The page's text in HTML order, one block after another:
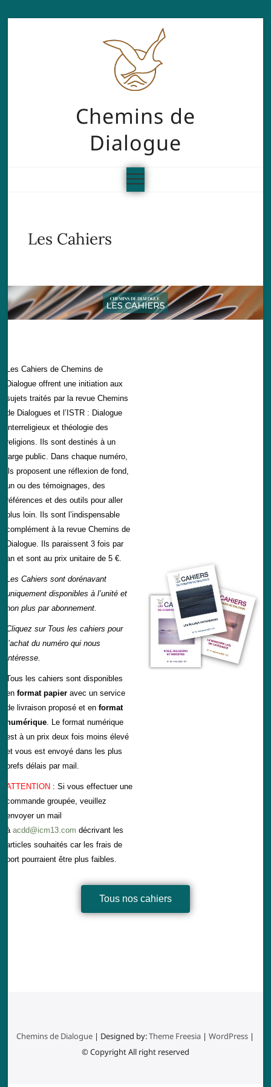
Chemins de
Dialogue
Les Cahiers
Les Cahiers de Chemins de
Dialogue offrent une initiation aux
sujets traités par la revue Chemins
de Dialogues et l’ISTR : Dialogue
interreligieux et théologie des
religions. Ils sont destinés à un
large public. Dans chaque numéro,
ils proposent une réflexion de fond,
un ou des témoignages, des
références et des outils pour aller
plus loin. Ils sont l’indispensable
complément à la revue Chemins de
Dialogue. Ils paraissent 3 fois par
an et sont au prix unitaire de 5 €.
Les Cahiers sont dorénavant
uniquement disponibles à l’unité et
non plus par abonnement.
Cliquez sur Tous les cahiers pour
l’achat du numéro qui nous
intéresse.
Tous les cahiers sont disponibles
en format papier avec un service
de livraison proposé et en format
numérique. Le format numérique
est à un prix deux fois moins élevé
et vous est envoyé dans les plus
brefs délais par mail.
ATTENTION : Si vous effectuer une
commande groupée, veuillez
envoyer un mail
à acdd@icm13.com décrivant les
articles souhaités car les frais de
port pourraient être plus faibles.
Tous nos cahiers
Chemins de Dialogue | Designed by:Theme Freesia |WordPress |
© Copyright All right reserved